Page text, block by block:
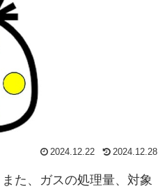
2024.12.22 2024.12.28
た、ガスの処理量、対象